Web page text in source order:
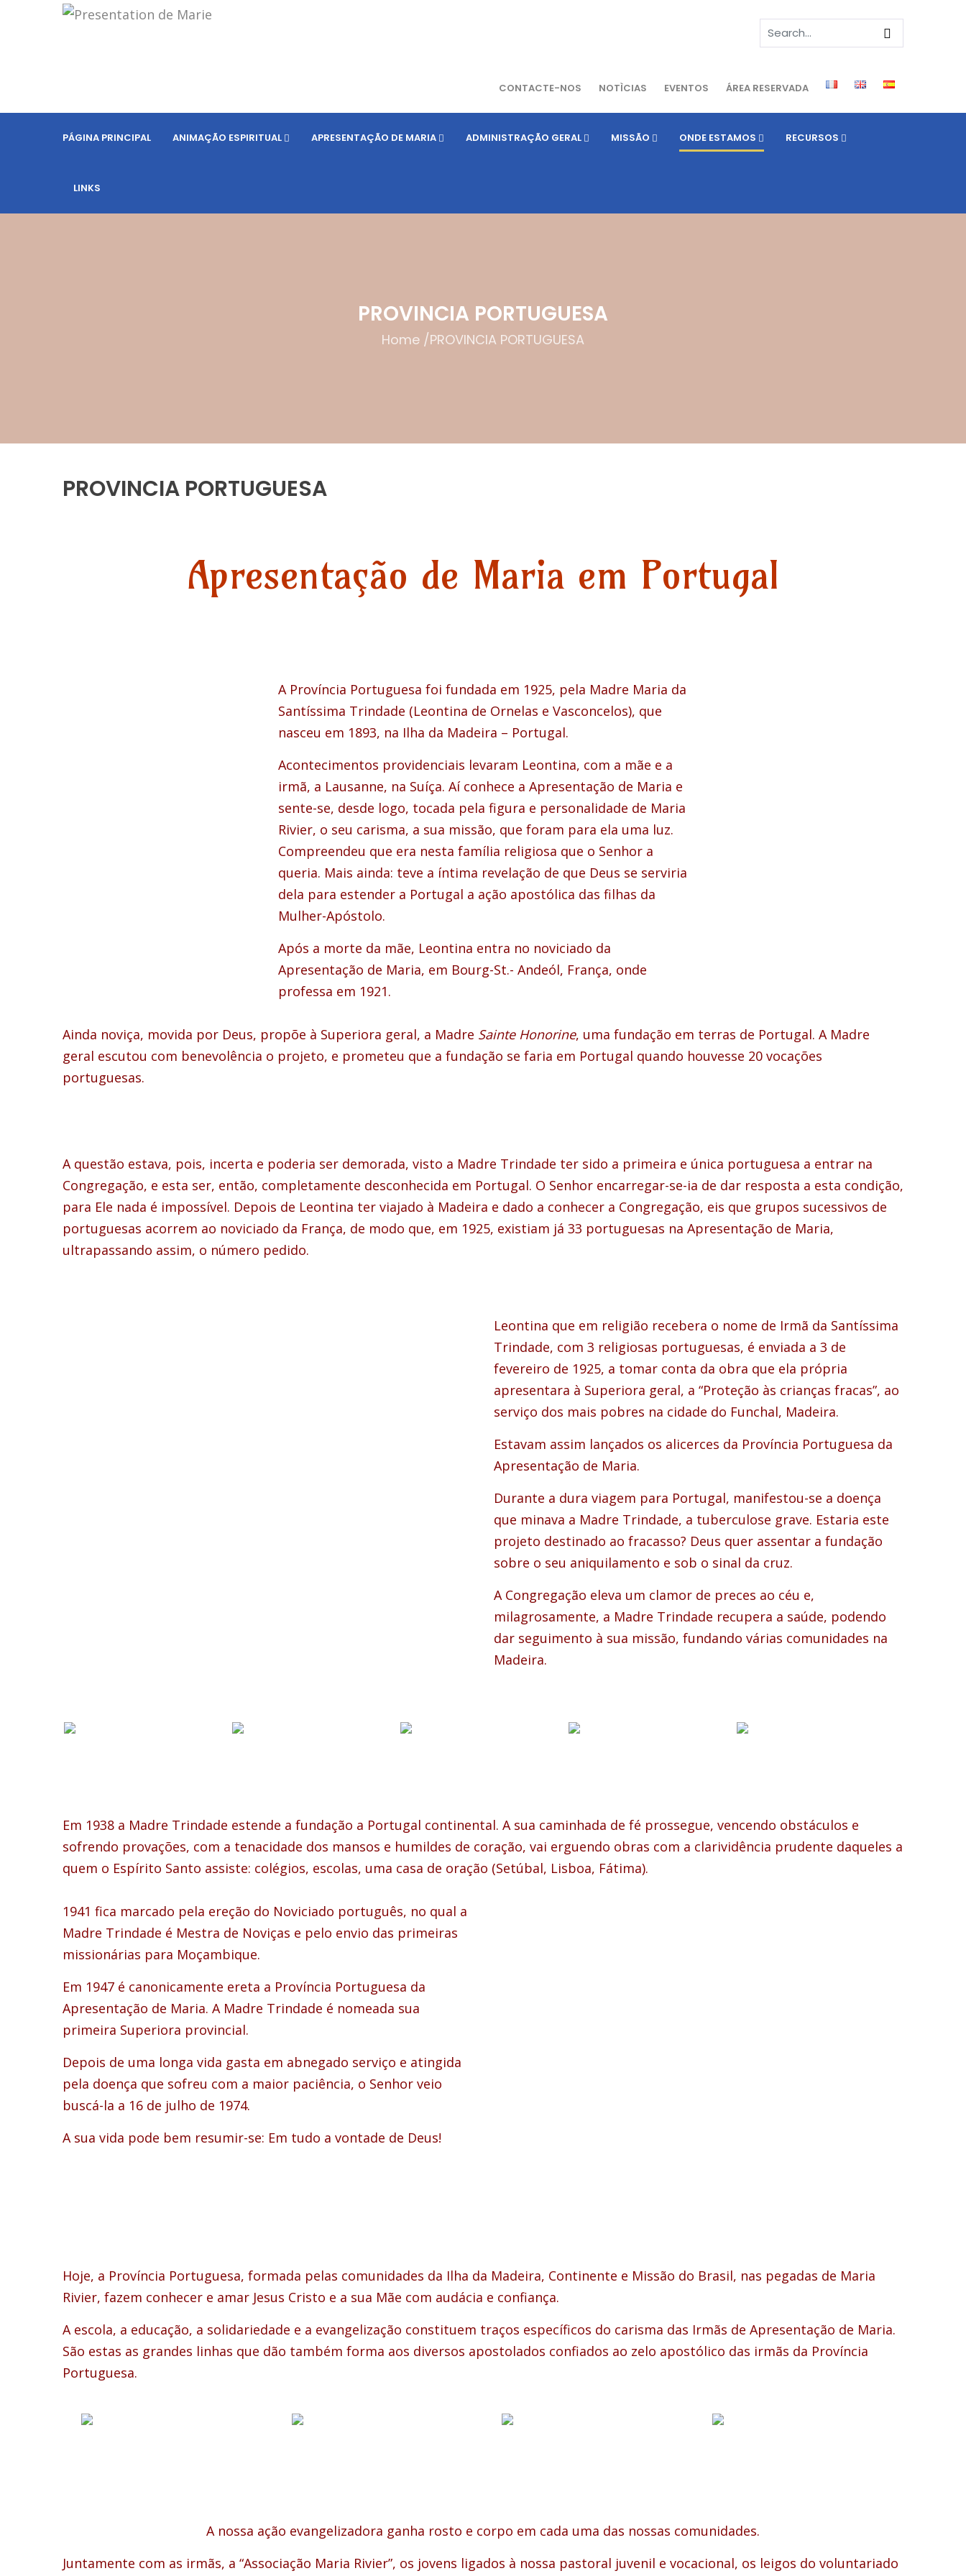
CONTACTE-NOS NOTÌCIAS EVENTOS ÁREA RESERVADA
PÁGINA PRINCIPAL ANIMAÇÃO ESPIRITUAL APRESENTAÇÃO DE MARIA ADMINISTRAÇÃO GERAL MISSÃO ONDE ESTAMOS RECURSOS
LINKS
PROVINCIA PORTUGUESA
Home /PROVINCIA PORTUGUESA
PROVINCIA PORTUGUESA
Apresentação de Maria em Portugal
A Província Portuguesa foi fundada em 1925, pela Madre Maria da
Santíssima Trindade (Leontina de Ornelas e Vasconcelos), que
nasceu em 1893, na Ilha da Madeira – Portugal.
Acontecimentos providenciais levaram Leontina, com a mãe e a
irmã, a Lausanne, na Suíça. Aí conhece a Apresentação de Maria e
sente-se, desde logo, tocada pela figura e personalidade de Maria
Rivier, o seu carisma, a sua missão, que foram para ela uma luz.
Compreendeu que era nesta família religiosa que o Senhor a
queria. Mais ainda: teve a íntima revelação de que Deus se serviria
dela para estender a Portugal a ação apostólica das filhas da
Mulher-Apóstolo.
Após a morte da mãe, Leontina entra no noviciado da
Apresentação de Maria, em Bourg-St.- Andeól, França, onde
professa em 1921.
Ainda noviça, movida por Deus, propõe à Superiora geral, a Madre Sainte Honorine, uma fundação em terras de Portugal. A Madre
geral escutou com benevolência o projeto, e prometeu que a fundação se faria em Portugal quando houvesse 20 vocações
portuguesas.
A questão estava, pois, incerta e poderia ser demorada, visto a Madre Trindade ter sido a primeira e única portuguesa a entrar na
Congregação, e esta ser, então, completamente desconhecida em Portugal. O Senhor encarregar-se-ia de dar resposta a esta condição,
para Ele nada é impossível. Depois de Leontina ter viajado à Madeira e dado a conhecer a Congregação, eis que grupos sucessivos de
portuguesas acorrem ao noviciado da França, de modo que, em 1925, existiam já 33 portuguesas na Apresentação de Maria,
ultrapassando assim, o número pedido.
Leontina que em religião recebera o nome de Irmã da Santíssima
Trindade, com 3 religiosas portuguesas, é enviada a 3 de
fevereiro de 1925, a tomar conta da obra que ela própria
apresentara à Superiora geral, a “Proteção às crianças fracas”, ao
serviço dos mais pobres na cidade do Funchal, Madeira.
Estavam assim lançados os alicerces da Província Portuguesa da
Apresentação de Maria.
Durante a dura viagem para Portugal, manifestou-se a doença
que minava a Madre Trindade, a tuberculose grave. Estaria este
projeto destinado ao fracasso? Deus quer assentar a fundação
sobre o seu aniquilamento e sob o sinal da cruz.
A Congregação eleva um clamor de preces ao céu e,
milagrosamente, a Madre Trindade recupera a saúde, podendo
dar seguimento à sua missão, fundando várias comunidades na
Madeira.
Em 1938 a Madre Trindade estende a fundação a Portugal continental. A sua caminhada de fé prossegue, vencendo obstáculos e
sofrendo provações, com a tenacidade dos mansos e humildes de coração, vai erguendo obras com a clarividência prudente daqueles a
quem o Espírito Santo assiste: colégios, escolas, uma casa de oração (Setúbal, Lisboa, Fátima).
1941 fica marcado pela ereção do Noviciado português, no qual a
Madre Trindade é Mestra de Noviças e pelo envio das primeiras
missionárias para Moçambique.
Em 1947 é canonicamente ereta a Província Portuguesa da
Apresentação de Maria. A Madre Trindade é nomeada sua
primeira Superiora provincial.
Depois de uma longa vida gasta em abnegado serviço e atingida
pela doença que sofreu com a maior paciência, o Senhor veio
buscá-la a 16 de julho de 1974.
A sua vida pode bem resumir-se: Em tudo a vontade de Deus!
Hoje, a Província Portuguesa, formada pelas comunidades da Ilha da Madeira, Continente e Missão do Brasil, nas pegadas de Maria
Rivier, fazem conhecer e amar Jesus Cristo e a sua Mãe com audácia e confiança.
A escola, a educação, a solidariedade e a evangelização constituem traços específicos do carisma das Irmãs de Apresentação de Maria.
São estas as grandes linhas que dão também forma aos diversos apostolados confiados ao zelo apostólico das irmãs da Província
Portuguesa.
A nossa ação evangelizadora ganha rosto e corpo em cada uma das nossas comunidades.
Juntamente com as irmãs, a “Associação Maria Rivier”, os jovens ligados à nossa pastoral juvenil e vocacional, os leigos do voluntariado